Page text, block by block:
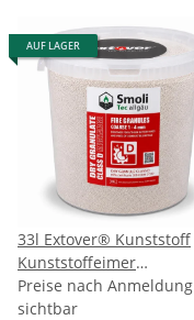
AUF LAGER
33l Extover® Kunststoff
Kunststoffeimer
Brandschutzgranulat
Preise nach Anmeldung
sichtbar